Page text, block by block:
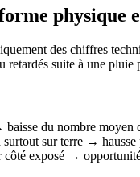
physique
des chiffres
suite à une
du nombre moyen
sur terre →
exposé →